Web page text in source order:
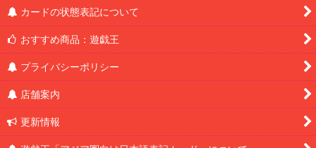
カードの状態表記について
おすすめ商品：遊戯王
プライバシーポリシー
店舗案内
更新情報